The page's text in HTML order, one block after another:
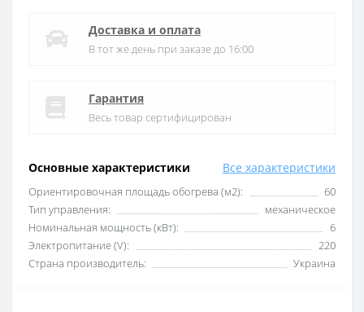
Основные характеристики Все характеристики
Ориентировочная площадь обогрева (м2):
60
Тип управления:
механическое
Номинальная мощность (кВт):
6
Электропитание (V):
220
Страна производитель:
Украина
Доставка и оплата
В тот же день при заказе до 16:00
Гарантия
Весь товар сертифицирован